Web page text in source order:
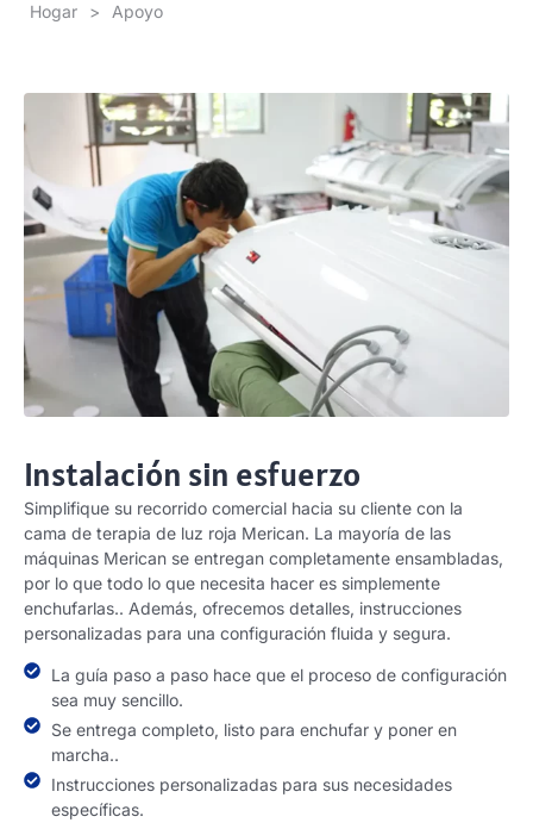
Hogar > Apoyo
Instalación sin esfuerzo
Simplifique su recorrido comercial hacia su cliente con la
cama de terapia de luz roja Merican. La mayoría de las
máquinas Merican se entregan completamente ensambladas,
por lo que todo lo que necesita hacer es simplemente
enchufarlas.. Además, ofrecemos detalles, instrucciones
personalizadas para una configuración fluida y segura.
La guía paso a paso hace que el proceso de configuración
sea muy sencillo.
Se entrega completo, listo para enchufar y poner en
marcha..
Instrucciones personalizadas para sus necesidades
específicas.